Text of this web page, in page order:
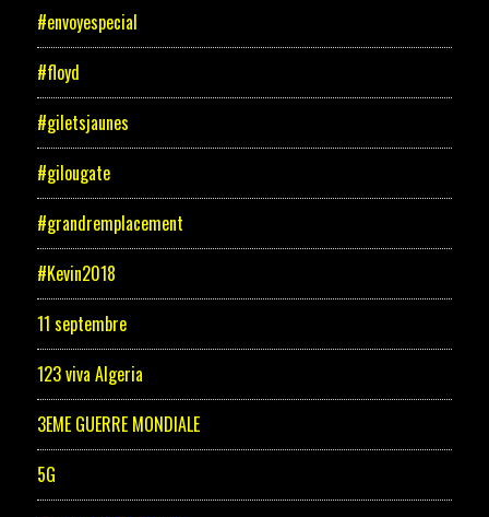
#envoyespecial
#floyd
#giletsjaunes
#gilougate
#grandremplacement
#Kevin2018
11 septembre
123 viva Algeria
3EME GUERRE MONDIALE
5G